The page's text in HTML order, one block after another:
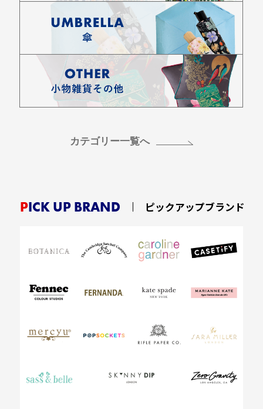
カテゴリー一覧へ
PICK UP BRAND ピックアップブランド